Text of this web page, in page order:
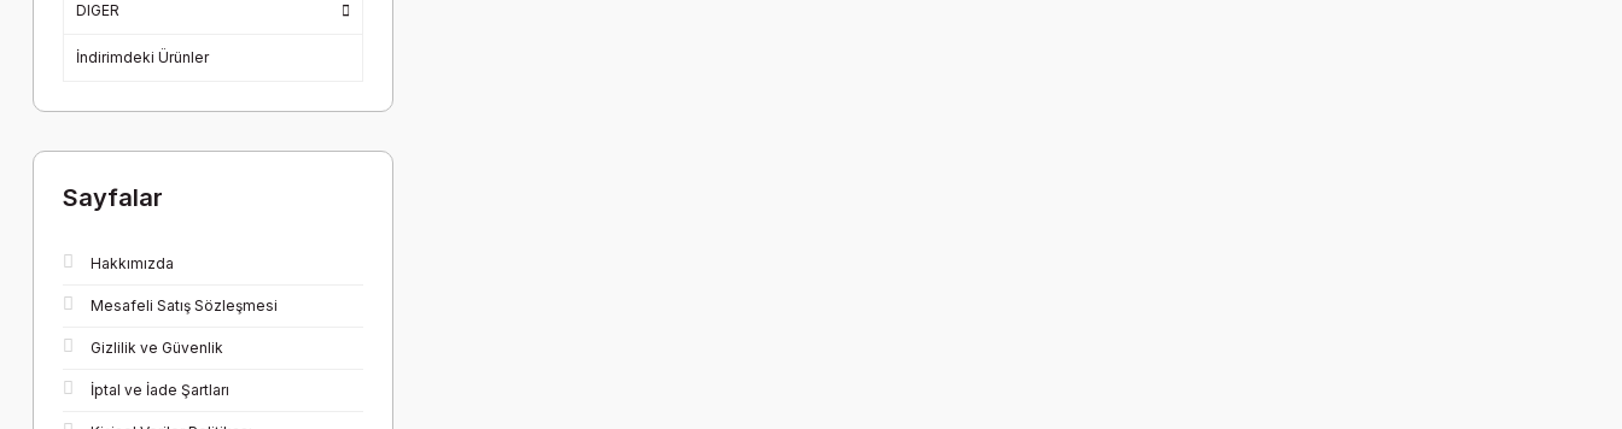
DIGER
İndirimdeki Ürünler
Sayfalar
Hakkımızda
Mesafeli Satış Sözleşmesi
Gizlilik ve Güvenlik
İptal ve İade Şartları